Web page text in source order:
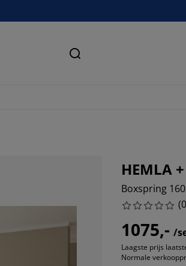
Zoeken
HEMLA
Boxspring
(0
1075,- /
Laagste prijs
Normale